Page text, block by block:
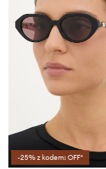
-25% z kodem: OFF*